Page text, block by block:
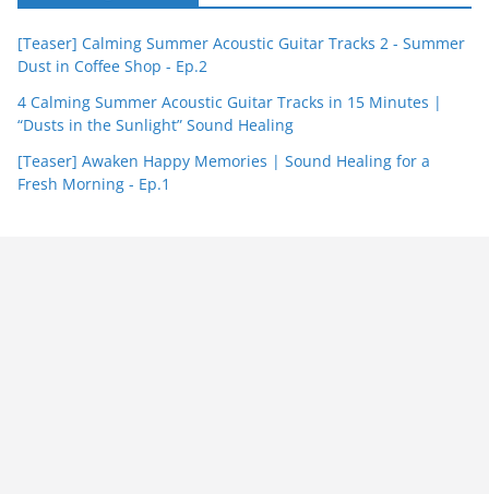
[Teaser] Calming Summer Acoustic Guitar Tracks 2 - Summer
Dust in Coffee Shop - Ep.2
4 Calming Summer Acoustic Guitar Tracks in 15 Minutes |
“Dusts in the Sunlight” Sound Healing
[Teaser] Awaken Happy Memories | Sound Healing for a
Fresh Morning - Ep.1